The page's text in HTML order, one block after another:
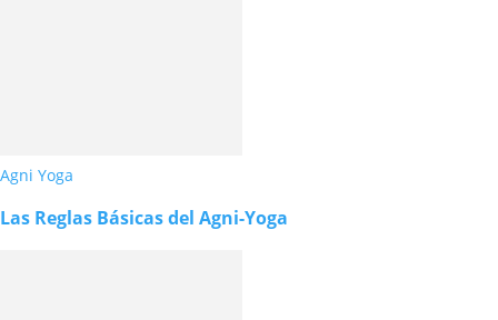
Agni Yoga
Las Reglas Básicas del Agni-Yoga